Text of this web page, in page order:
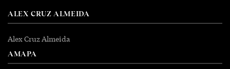
ALEX CRUZ ALMEIDA
Alex Cruz Almeida
AMAPA